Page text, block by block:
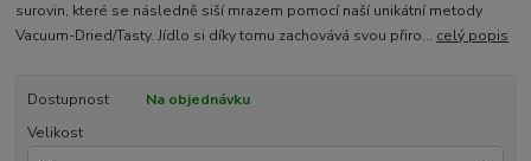
surovin, které se následně siší mrazem pomocí naší unikátní metody
Vacuum-Dried/Tasty. Jídlo si díky tomu zachovává svou přiro... celý popis
Dostupnost
Na objednávku
Velikost